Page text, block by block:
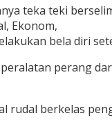
teka teki
Ekonom,
bela diri
perang
rudal berkelas